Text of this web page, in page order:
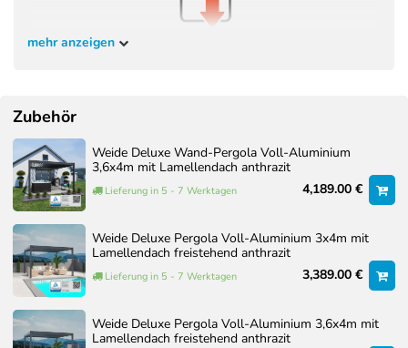
mehr anzeigen
Zubehör
Weide Deluxe Wand-Pergola Voll-Aluminium
3,6x4m mit Lamellendach anthrazit
Lieferung in 5 - 7 Werktagen 4,189.00 €
Weide Deluxe Pergola Voll-Aluminium 3x4m mit
Lamellendach freistehend anthrazit
Lieferung in 5 - 7 Werktagen 3,389.00 €
Weide Deluxe Pergola Voll-Aluminium 3,6x4m mit
Lamellendach freistehend anthrazit